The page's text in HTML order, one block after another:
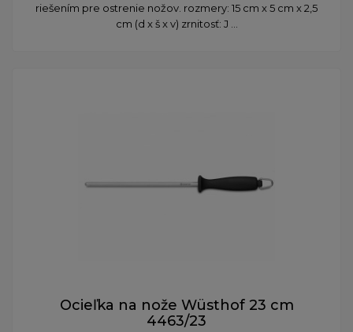
riešením pre ostrenie nožov. rozmery: 15 cm x 5 cm x 2,5
cm (d x š x v) zrnitosť: J ...
Ocieľka na nože Wüsthof 23 cm
4463/23